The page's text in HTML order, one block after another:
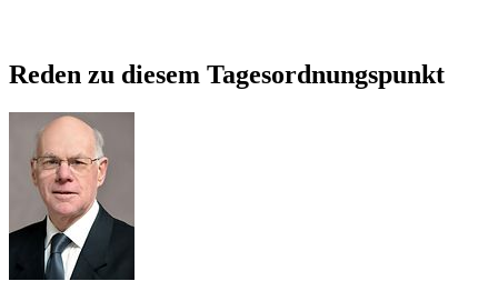
Reden zu diesem Tagesordnungspunkt